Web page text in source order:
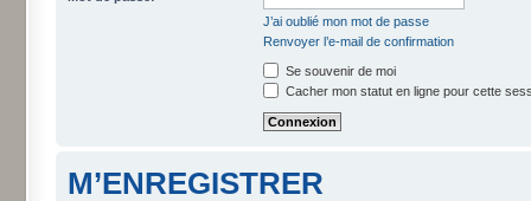
J’ai oublié mon mot de passe
Renvoyer l’e-mail de confirmation
Se souvenir de moi
Cacher mon statut en ligne pour cette
M’ENREGISTRER